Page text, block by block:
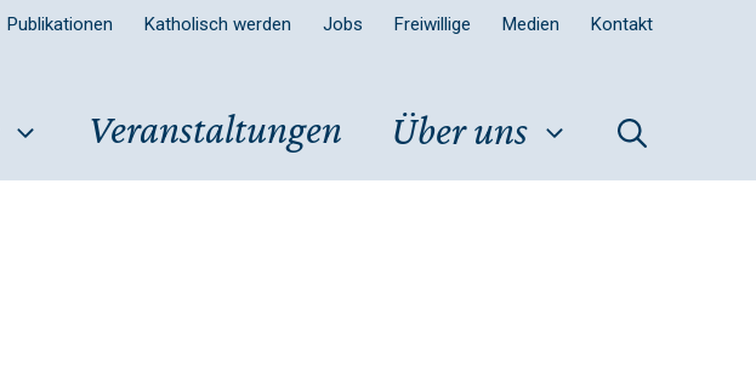
Publikationen Katholisch werden Jobs Freiwillige Medien Kontakt
Veranstaltungen Über uns